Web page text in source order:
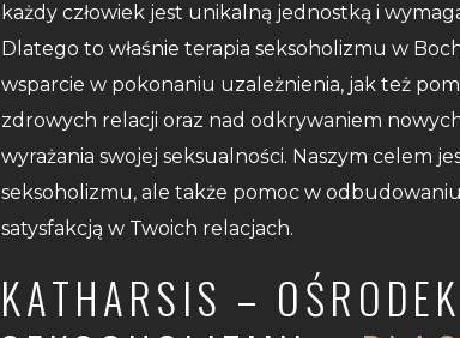
każdy człowiek jest unikalną jednostką i
Dlatego to właśnie terapia seksoholizmu w
wsparcie w pokonaniu uzależnienia, jak też
zdrowych relacji oraz nad odkrywaniem
wyrażania swojej seksualności. Naszym celem
seksoholizmu, ale także pomoc w
satysfakcją w Twoich relacjach.
KATHARSIS –